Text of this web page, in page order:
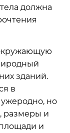
должна
зданий.
в
но
размеры и
и